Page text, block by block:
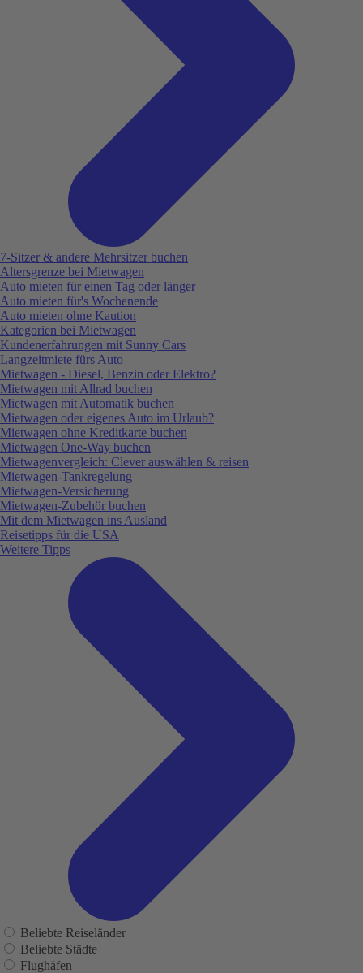
7-Sitzer & andere Mehrsitzer buchen
Altersgrenze bei Mietwagen
Auto mieten für einen Tag oder länger
Auto mieten für's Wochenende
Auto mieten ohne Kaution
Kategorien bei Mietwagen
Kundenerfahrungen mit Sunny Cars
Langzeitmiete fürs Auto
Mietwagen - Diesel, Benzin oder Elektro?
Mietwagen mit Allrad buchen
Mietwagen mit Automatik buchen
Mietwagen oder eigenes Auto im Urlaub?
Mietwagen ohne Kreditkarte buchen
Mietwagen One-Way buchen
Mietwagenvergleich: Clever auswählen & reisen
Mietwagen-Tankregelung
Mietwagen-Versicherung
Mietwagen-Zubehör buchen
Mit dem Mietwagen ins Ausland
Reisetipps für die USA
Weitere Tipps
Beliebte Reiseländer
Beliebte Städte
Flughäfen